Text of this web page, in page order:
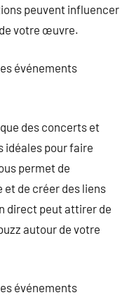
peuvent influencer
votre œuvre.
événements
des concerts et
idéales pour faire
permet de
et de créer des liens
direct peut attirer de
autour de votre
événements